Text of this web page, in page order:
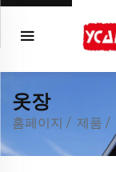
옷장
홈페이지 / 제품 /